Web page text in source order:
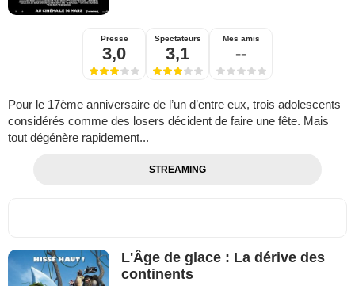
Presse
3,0
Spectateurs
3,1
Mes amis
--
Pour le 17ème anniversaire de l’un d’entre eux, trois adolescents
considérés comme des losers décident de faire une fête. Mais
tout dégénère rapidement...
STREAMING
L'Âge de glace : La dérive des
continents